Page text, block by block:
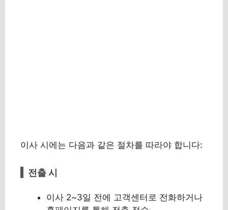
이사 시에는 다음과 같은 절차를 따라야 합니다:
전출 시
이사 2~3일 전에 고객센터로 전화하거나